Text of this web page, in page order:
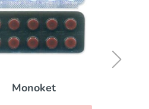
Monoket